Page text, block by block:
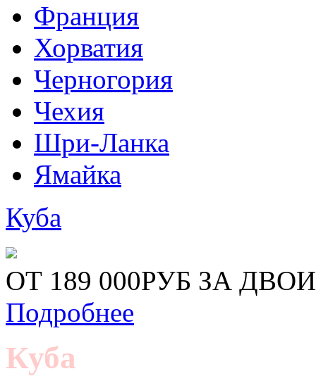
Франция
Хорватия
Черногория
Чехия
Шри-Ланка
Ямайка
Куба
ОТ 189 000РУБ ЗА
Подробнее
Куба